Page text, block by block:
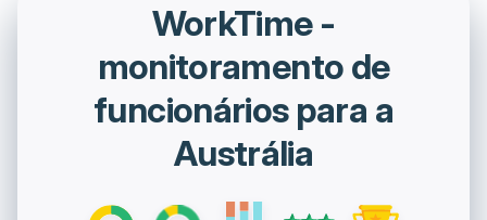
WorkTime -
monitoramento de
funcionários para a
Austrália